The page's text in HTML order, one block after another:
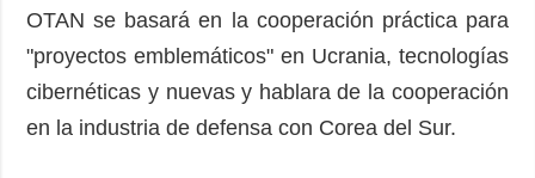
OTAN se basará en la cooperación práctica para
"proyectos emblemáticos" en Ucrania, tecnologías
cibernéticas y nuevas y hablara de la cooperación
en la industria de defensa con Corea del Sur.